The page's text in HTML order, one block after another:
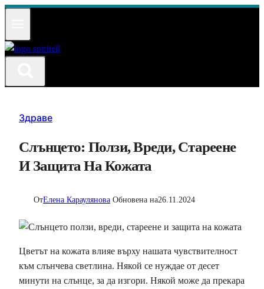
Към
Здраве
Слънцето: Ползи, Вреди, Стареене
И Защита На Кожата
ОтЕлена Караулянова Обновена на26.11.2024
Цветът на кожата влияе върху нашата чувствителност
към слънчева светлина. Някой се нуждае от десет
минути на слънце, за да изгори. Някой може да прекара